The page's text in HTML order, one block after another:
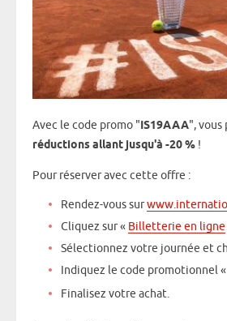
Avec le code promo "IS19AAA", vous
réductions allant jusqu'à -20 % !
Pour réserver avec cette offre :
Rendez-vous sur
Cliquez sur « Billetterie en ligne
Sélectionnez votre journée et
Indiquez le code promotionnel «
Finalisez votre achat.